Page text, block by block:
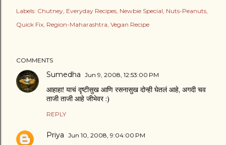
Labels: Chutney Everyday Recipes Newbie Special Nuts-Peanuts
Quick Fix Region-Maharashtra Vegan Recipe
COMMENTS
Sumedha Jun 9, 2008, 12:53:00 PM
आहाहा! याचं दृष्टीसुख आणि रसनासुख दोन्ही घेतलं आहे, अगदी चव
ताजी ताजी आहे जीभेवर :)
REPLY
Priya Jun 10, 2008, 9:04:00 PM